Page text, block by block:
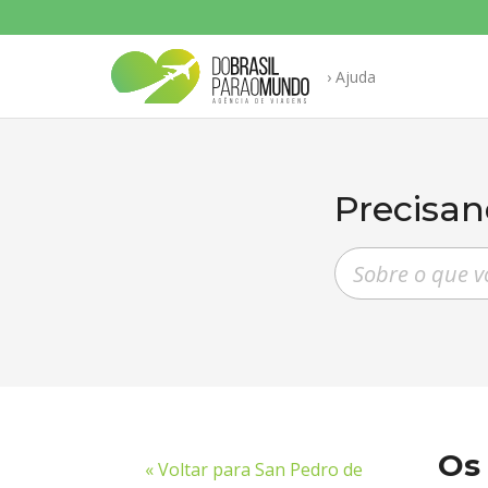
› Ajuda
Pesquisar
« Voltar para San Pedro de